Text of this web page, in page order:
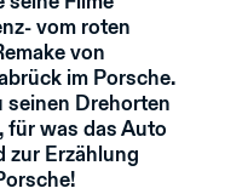
vom roten
von
im Porsche.
seinen Drehorten
für was das Auto
zur Erzählung